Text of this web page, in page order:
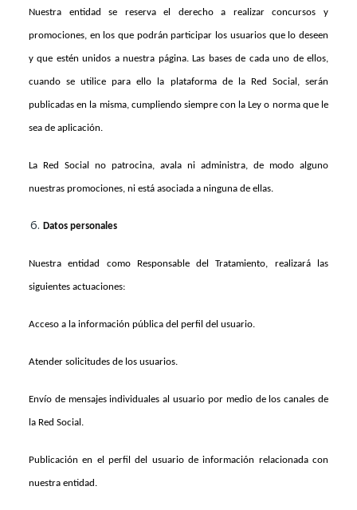
Nuestra entidadse reserva el derecho a realizar concursos y
promociones, en los que podrán participar los usuarios que lo deseen
y que estén unidos a nuestra página. Las bases de cada uno de ellos,
cuando se utilice para ello la plataforma de la Red Social, serán
publicadas en la misma, cumpliendo siempre con la Ley o norma que le
sea de aplicación.
La Red Social no patrocina, avala ni administra, de modo alguno
nuestras promociones, ni está asociada a ninguna de ellas.
Datos personales
Nuestra entidad como Responsable del Tratamiento, realizará las
siguientes actuaciones:
Acceso a la información pública del perfil del usuario.
Atender solicitudes de los usuarios.
Envío de mensajes individuales al usuario por medio de los canales de
la Red Social.
Publicación en el perfil del usuario de información relacionada con
nuestra entidad.